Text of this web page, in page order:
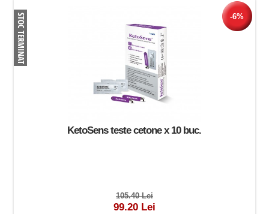
-6%
KetoSens teste cetone x 10 buc.
105.40 Lei
99.20 Lei